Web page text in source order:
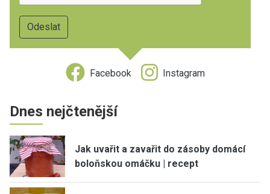
Facebook Instagram
Dnes nejčtenější
Jak uvařit a zavařit do zásoby domácí
boloňskou omáčku | recept